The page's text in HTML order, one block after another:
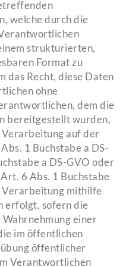
welche durch die
strukturierten,
Format zu
das Recht, diese Daten
ohne
dem die
bereitgestellt wurden,
auf der
1 Buchstabe a DS-
a DS-GVO oder
6 Abs. 1 Buchstabe
Verarbeitung mithilfe
erfolgt, sofern die
einer
im öffentlichen
öffentlicher
Verantwortlichen